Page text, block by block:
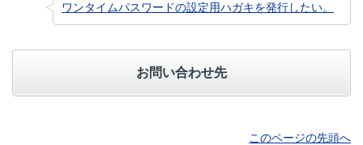
ワンタイムパスワードの設定用ハガキを発行したい。
お問い合わせ先
このページの先頭へ